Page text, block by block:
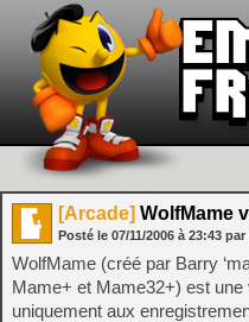
[Arcade] WolfMame
Posté le 07/11/2006 à 23:43 par
WolfMame (créé par Barry
Mame+ et Mame32+) est
uniquement aux